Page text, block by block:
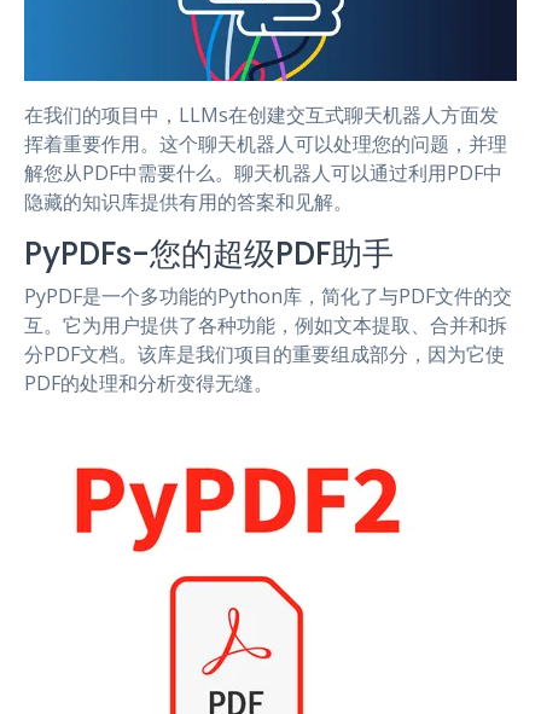
在我们的项目中，LLMs在创建交互式聊天机器人方面发
挥着重要作用。这个聊天机器人可以处理您的问题，并理
解您从PDF中需要什么。聊天机器人可以通过利用PDF中
隐藏的知识库提供有用的答案和见解。
PyPDFs-您的超级PDF助手
PyPDF是一个多功能的Python库，简化了与PDF文件的交
互。它为用户提供了各种功能，例如文本提取、合并和拆
分PDF文档。该库是我们项目的重要组成部分，因为它使
PDF的处理和分析变得无缝。